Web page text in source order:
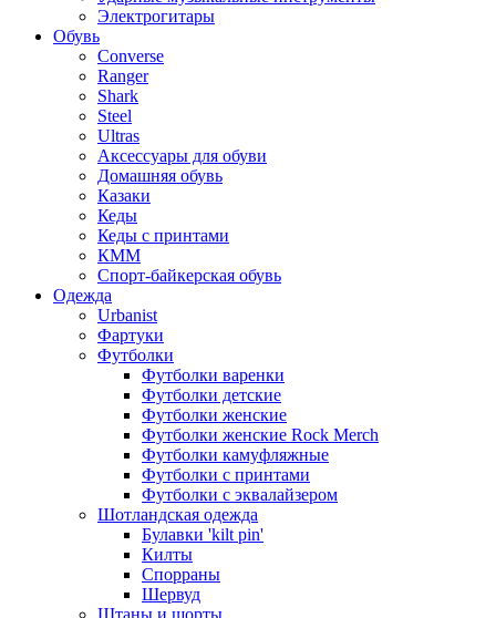
Электрогитары
Обувь
Converse
Ranger
Shark
Steel
Ultras
Аксессуары для обуви
Домашняя обувь
Казаки
Кеды
Кеды с принтами
КММ
Спорт-байкерская обувь
Одежда
Urbanist
Фартуки
Футболки
Футболки варенки
Футболки детские
Футболки женские
Футболки женские Rock Merch
Футболки камуфляжные
Футболки с принтами
Футболки с эквалайзером
Шотландская одежда
Булавки 'kilt pin'
Килты
Спорраны
Шервуд
Штаны и шорты